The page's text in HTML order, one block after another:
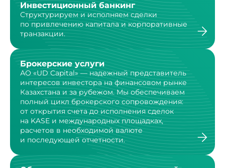
Инвестиционный банкинг
Структурируем и исполняем сделки
по привлечению капитала и корпоративные
транзакции.
Брокерские услуги
АО «UD Capital» — надежный представитель
интересов инвестора на финансовом рынке
Казахстана и за рубежом. Мы обеспечиваем
полный цикл брокерского сопровождения:
от открытия счета до исполнения сделок
на KASE и международных площадках,
расчетов в необходимой валюте
и последующей отчетности.